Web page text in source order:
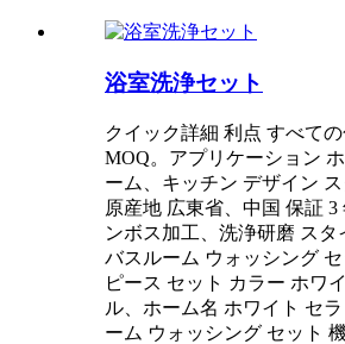
浴室洗浄セット
クイック詳細 利点 すべて
MOQ。アプリケーション
ーム、キッチン デザイン
原産地 広東省、中国 保証 3
ンボス加工、洗浄研磨 スタ
バスルーム ウォッシング
ピース セット カラー ホワ
ル、ホーム名 ホワイト セ
ーム ウォッシング セット